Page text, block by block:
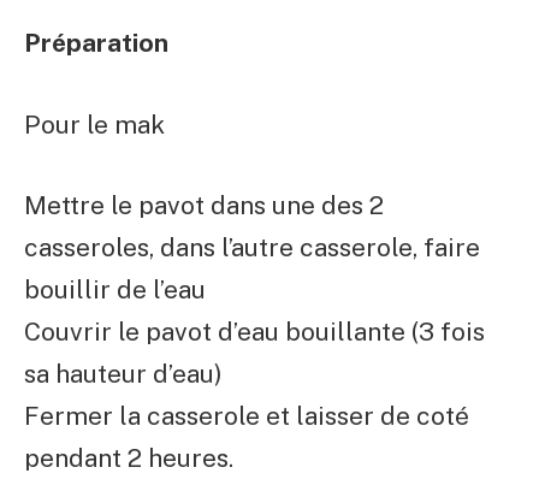
Préparation
Pour le mak
Mettre le pavot dans une des 2
casseroles, dans l’autre casserole, faire
bouillir de l’eau
Couvrir le pavot d’eau bouillante (3 fois
sa hauteur d’eau)
Fermer la casserole et laisser de coté
pendant 2 heures.